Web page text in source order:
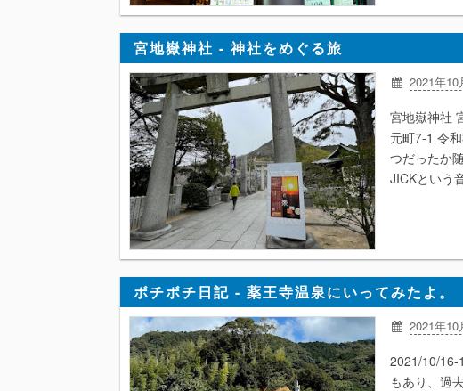
宮地嶽神社 - 神社をめぐる旅
2021年10
宮地嶽神社
元町7-1 令
つだったか
JICKという
ボチボチ日記 - 薬王寺温泉にいってみたよ。
2021年10
2021/10/16-
もあり、過